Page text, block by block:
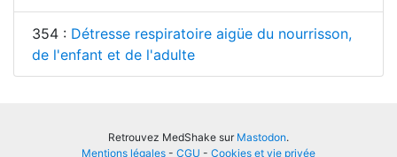
354 : Détresse respiratoire aigüe du nourrisson,
de l'enfant et de l'adulte
Retrouvez MedShake sur Mastodon.
Mentions légales - CGU - Cookies et vie privée